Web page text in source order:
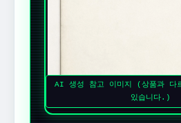
AI 생성 참고 이미지 (상품과 다
있습니다.)